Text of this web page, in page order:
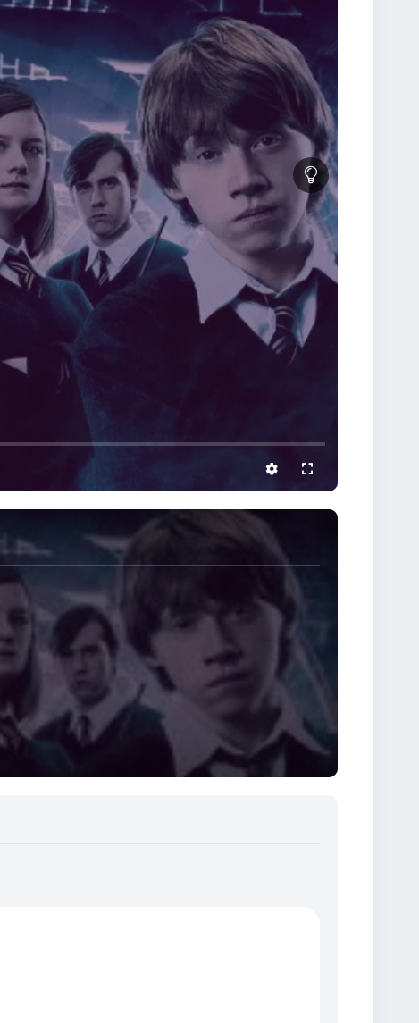
Harry Potter și Ordinul Phoenix arată
🪄 Concluzie Harry Potter and the Order of
marcând un punct de cotitură în seria Harry
captivantă poate fi lumea vrăjitorilor. 👉 Intră acum
film care îți va rămâne în suflet. 🦅
settings